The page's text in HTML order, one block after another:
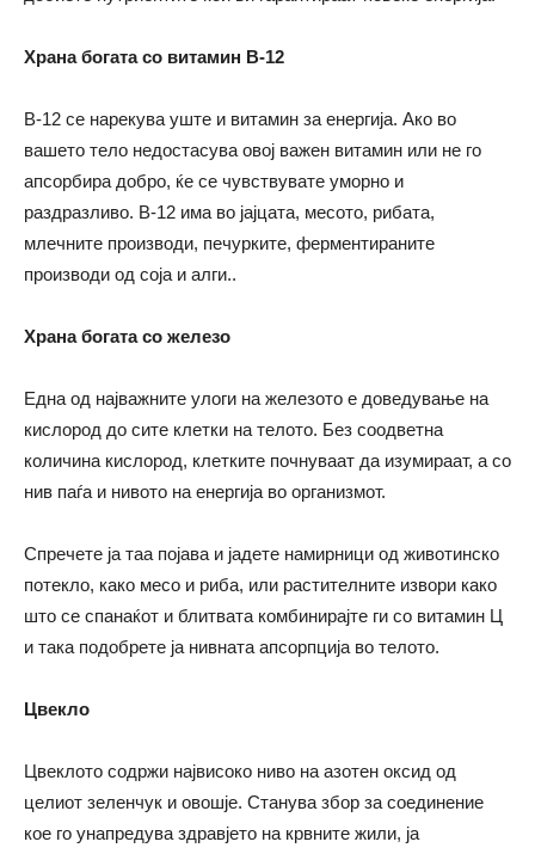
Храна богата со витамин B-12
B-12 се нарекува уште и витамин за енергија. Ако во
вашето тело недостасува овој важен витамин или не го
апсорбира добро, ќе се чувствувате уморно и
раздразливо. B-12 има во јајцата, месото, рибата,
млечните производи, печурките, ферментираните
производи од соја и алги..
Храна богата со железо
Една од најважните улоги на железото е доведување на
кислород до сите клетки на телото. Без соодветна
количина кислород, клетките почнуваат да изумираат, а со
нив паѓа и нивото на енергија во организмот.
Спречете ја таа појава и јадете намирници од животинско
потекло, како месо и риба, или растителните извори како
што се спанаќот и блитвата комбинирајте ги со витамин Ц
и така подобрете ја нивната апсорпција во телото.
Цвекло
Цвеклото содржи највисоко ниво на азотен оксид од
целиот зеленчук и овошје. Станува збор за соединение
кое го унапредува здравјето на крвните жили, ја